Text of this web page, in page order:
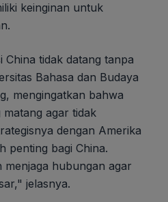
keinginan untuk
China tidak datang tanpa
Bahasa dan Budaya
mengingatkan bahwa
agar tidak
dengan Amerika
penting bagi China.
menjaga hubungan agar
jelasnya.